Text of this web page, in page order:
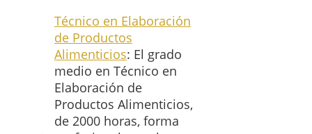
Técnico en Elaboración
de Productos
Alimenticios: El grado
medio en Técnico en
Elaboración de
Productos Alimenticios,
de 2000 horas, forma